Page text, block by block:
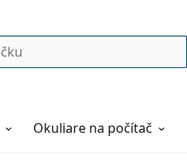
Okuliare na počítač